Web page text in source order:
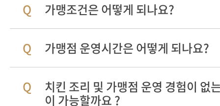
가맹조건은 어떻게 되나요?
가맹점 운영시간은 어떻게 되나요?
치킨 조리 및 가맹점 운영 경험이 없
이 가능할까요 ?